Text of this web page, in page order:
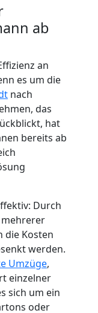
ab
an
es um die
nach
das
hat
bereits ab
Durch
die Kosten
werden.
Umzüge,
einzelner
sich um ein
oder